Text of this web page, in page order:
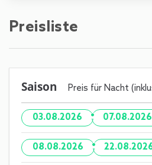
Preisliste
Saison Preis für Nacht
03.08.2026 · 07.08.2026
08.08.2026 ·